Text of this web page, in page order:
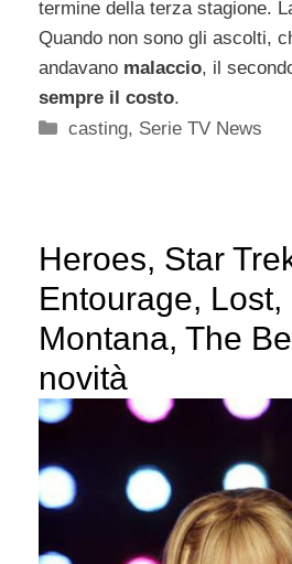
termine della terza stagione.
Quando non sono gli ascolti,
andavano malaccio, il
sempre il costo.
Categorie
casting, Serie TV News
Heroes, Star
Entourage, Lost,
Montana, The
novità